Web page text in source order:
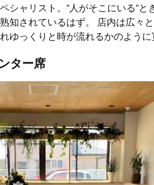
シャリスト。”人がそこにいる”と
知されているはず。 店内は広々
ゆっくりと時が流れるかのように
ター席